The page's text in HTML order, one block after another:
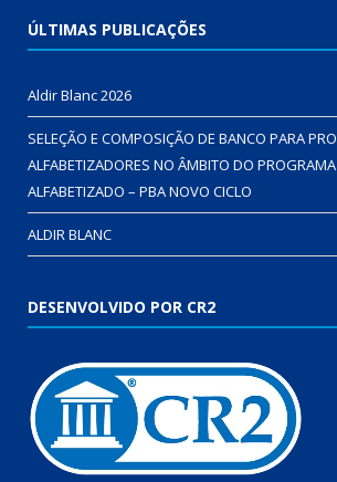
ÚLTIMAS PUBLICAÇÕES
Aldir Blanc 2026
SELEÇÃO E COMPOSIÇÃO DE BANCO PARA
ALFABETIZADORES NO ÂMBITO DO
ALFABETIZADO – PBA NOVO CICLO
ALDIR BLANC
DESENVOLVIDO POR CR2